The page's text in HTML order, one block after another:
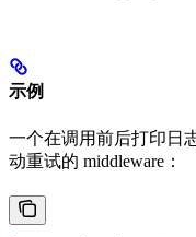
示例
一个在调用前后打印日
动重试的 middleware：